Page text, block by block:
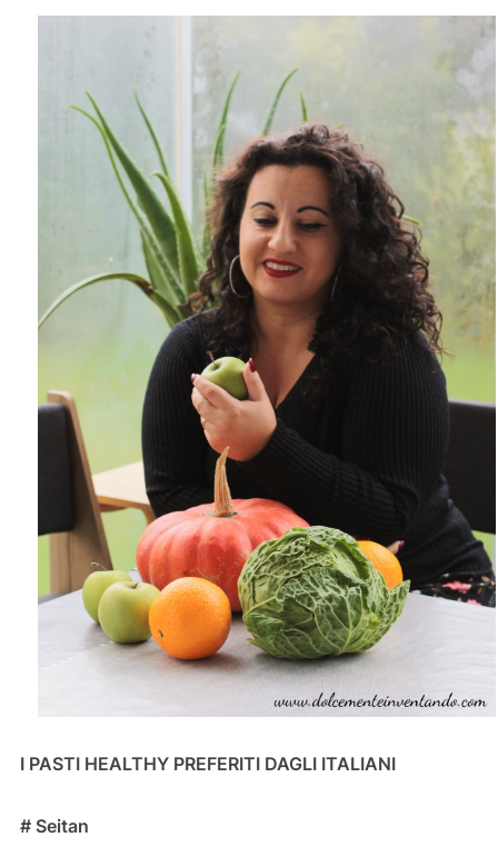
I PASTI HEALTHY PREFERITI DAGLI ITALIANI
# Seitan